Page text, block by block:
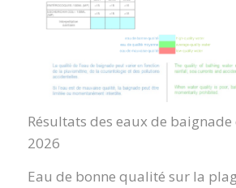
Résultats des eaux de
2026
Eau de bonne qualité sur la